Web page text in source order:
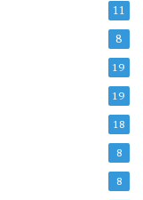
11
8
19
19
18
8
8